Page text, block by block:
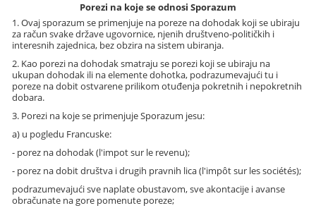
Porezi na koje se odnosi Sporazum
1. Ovaj sporazum se primenjuje na poreze na dohodak koji se ubiraju
za račun svake države ugovornice, njenih društveno-političkih i
interesnih zajednica, bez obzira na sistem ubiranja.
2. Kao porezi na dohodak smatraju se porezi koji se ubiraju na
ukupan dohodak ili na elemente dohotka, podrazumevajući tu i
poreze na dobit ostvarene prilikom otuđenja pokretnih i nepokretnih
dobara.
3. Porezi na koje se primenjuje Sporazum jesu:
a) u pogledu Francuske:
- porez na dohodak (l'impot sur le revenu);
- porez na dobit društva i drugih pravnih lica (l'impôt sur les sociétés);
podrazumevajući sve naplate obustavom, sve akontacije i avanse
obračunate na gore pomenute poreze;